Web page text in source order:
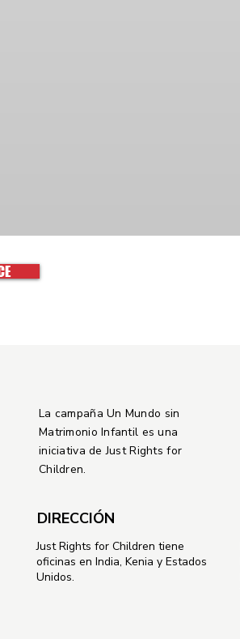
La campaña Un Mundo sin
Matrimonio Infantil es una
iniciativa de Just Rights for
Children.
DIRECCIÓN
Just Rights for Children tiene
oficinas en India, Kenia y Estados
Unidos.